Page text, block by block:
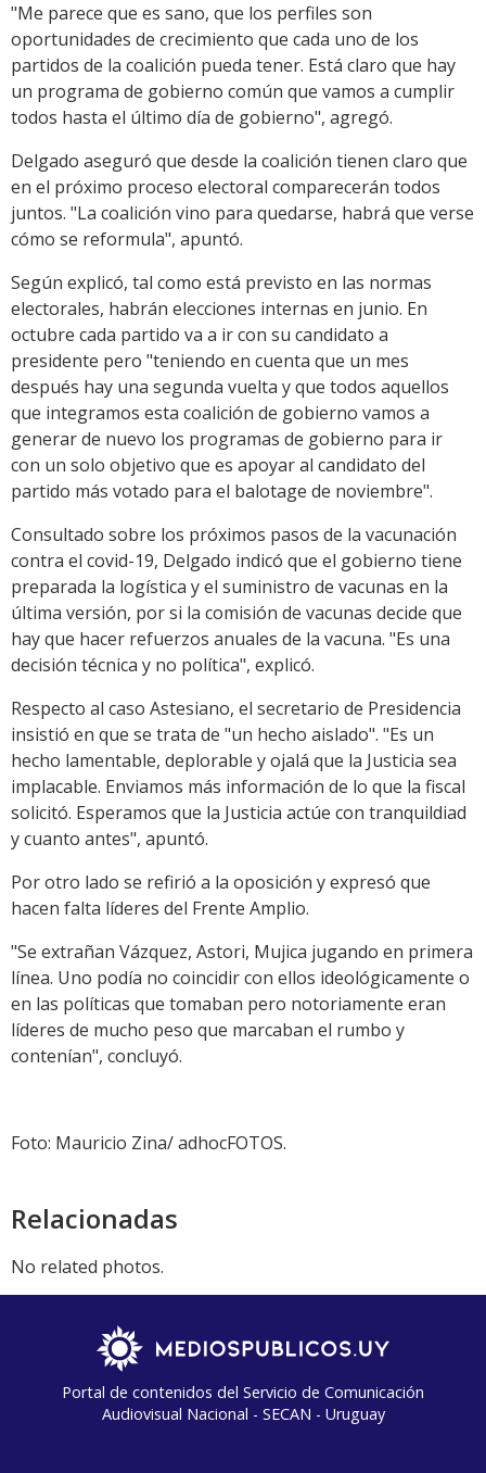
"Me parece que es sano, que los perfiles son
oportunidades de crecimiento que cada uno de los
partidos de la coalición pueda tener. Está claro que hay
un programa de gobierno común que vamos a cumplir
todos hasta el último día de gobierno", agregó.
Delgado aseguró que desde la coalición tienen claro que
en el próximo proceso electoral comparecerán todos
juntos. "La coalición vino para quedarse, habrá que verse
cómo se reformula", apuntó.
Según explicó, tal como está previsto en las normas
electorales, habrán elecciones internas en junio. En
octubre cada partido va a ir con su candidato a
presidente pero "teniendo en cuenta que un mes
después hay una segunda vuelta y que todos aquellos
que integramos esta coalición de gobierno vamos a
generar de nuevo los programas de gobierno para ir
con un solo objetivo que es apoyar al candidato del
partido más votado para el balotage de noviembre".
Consultado sobre los próximos pasos de la vacunación
contra el covid-19, Delgado indicó que el gobierno tiene
preparada la logística y el suministro de vacunas en la
última versión, por si la comisión de vacunas decide que
hay que hacer refuerzos anuales de la vacuna. "Es una
decisión técnica y no política", explicó.
Respecto al caso Astesiano, el secretario de Presidencia
insistió en que se trata de "un hecho aislado". "Es un
hecho lamentable, deplorable y ojalá que la Justicia sea
implacable. Enviamos más información de lo que la fiscal
solicitó. Esperamos que la Justicia actúe con tranquildiad
y cuanto antes", apuntó.
Por otro lado se refirió a la oposición y expresó que
hacen falta líderes del Frente Amplio.
"Se extrañan Vázquez, Astori, Mujica jugando en primera
línea. Uno podía no coincidir con ellos ideológicamente o
en las políticas que tomaban pero notoriamente eran
líderes de mucho peso que marcaban el rumbo y
contenían", concluyó.
Foto: Mauricio Zina/ adhocFOTOS.
Relacionadas
No related photos.
Portal de contenidos del Servicio de Comunicación
Audiovisual Nacional - SECAN - Uruguay